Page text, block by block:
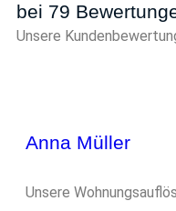
bei 79
Unsere
Anna Müller
Unsere